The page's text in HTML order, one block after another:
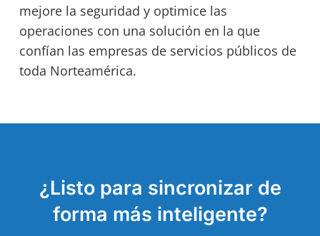
mejore la seguridad y optimice las
operaciones con una solución en la que
confían las empresas de servicios públicos de
toda Norteamérica.
¿Listo para sincronizar de
forma más inteligente?